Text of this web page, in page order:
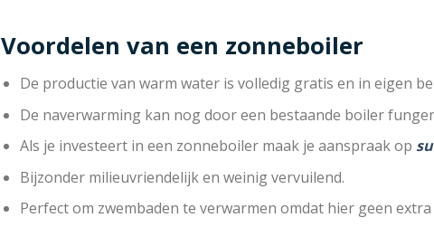
Voordelen van een zonneboiler
De productie van warm water is volledig gratis en in eigen
De naverwarming kan nog door een bestaande boiler
Als je investeert in een zonneboiler maak je aanspraak op
Bijzonder milieuvriendelijk en weinig vervuilend.
Perfect om zwembaden te verwarmen omdat hier geen